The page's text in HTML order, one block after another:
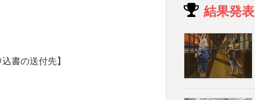
書の送付先】
結果発表